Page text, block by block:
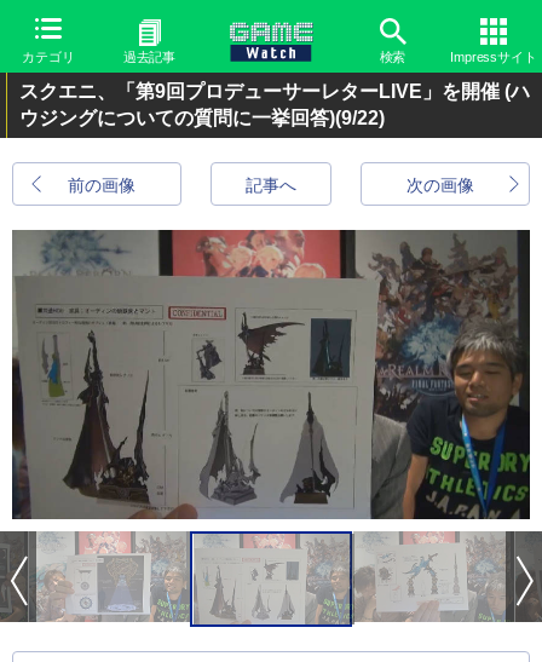
カテゴリ 過去記事 検索 Impressサイト
スクエニ、「第9回プロデューサーレターLIVE」を開催 (ハ
ウジングについての質問に一挙回答)(9/22)
前の画像 次の画像
記事へ